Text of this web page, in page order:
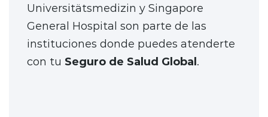
Universitätsmedizin y Singapore
General Hospital son parte de las
instituciones donde puedes atenderte
con tu Seguro de Salud Global.